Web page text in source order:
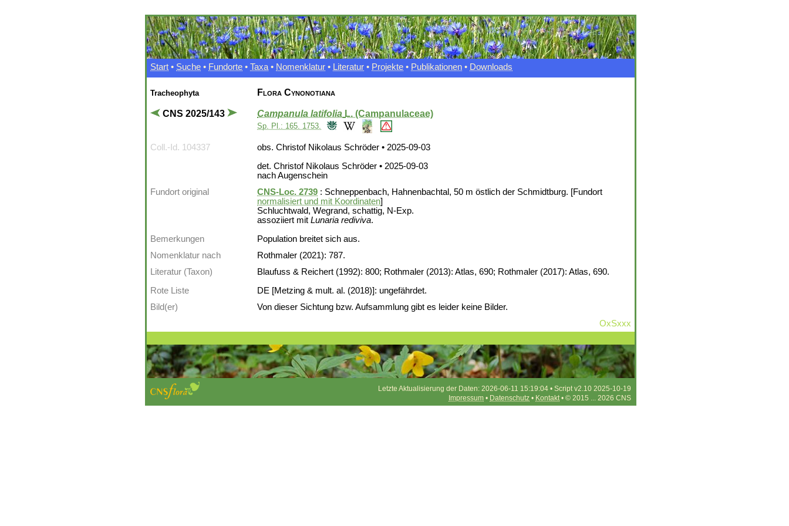
Start • Suche • Fundorte • Taxa • Nomenklatur • Literatur • Projekte • Publikationen • Downloads
Tracheophyta
CNS 2025/143
Flora Cynonotiana
Campanula latifolia L. (Campanulaceae)
Sp. Pl.: 165. 1753.
Coll.-Id. 104337
obs. Christof Nikolaus Schröder • 2025-09-03
det. Christof Nikolaus Schröder • 2025-09-03
nach Augenschein
Fundort original
CNS-Loc. 2739 : Schneppenbach, Hahnenbachtal, 50 m östlich der Schmidtburg. [Fundort
normalisiert und mit Koordinaten]
Schluchtwald, Wegrand, schattig, N-Exp.
assoziiert mit Lunaria rediviva.
Bemerkungen
Population breitet sich aus.
Nomenklatur nach
Rothmaler (2021): 787.
Literatur (Taxon)
Blaufuss & Reichert (1992): 800; Rothmaler (2013): Atlas, 690; Rothmaler (2017): Atlas, 690.
Rote Liste
DE [Metzing & mult. al. (2018)]: ungefährdet.
Bild(er)
Von dieser Sichtung bzw. Aufsammlung gibt es leider keine Bilder.
OxSxxx
Letzte Aktualisierung der Daten: 2026-06-11 15:19:04 • Script v2.10 2025-10-19
Impressum • Datenschutz • Kontakt• © 2015 ... 2026 CNS